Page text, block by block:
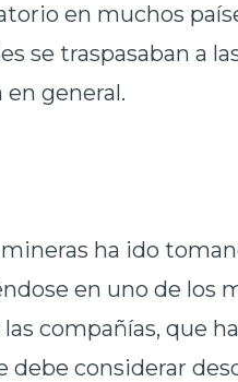
en muchos
se traspasaban a
general.
ha ido
en uno de los
compañías, que
debe considerar